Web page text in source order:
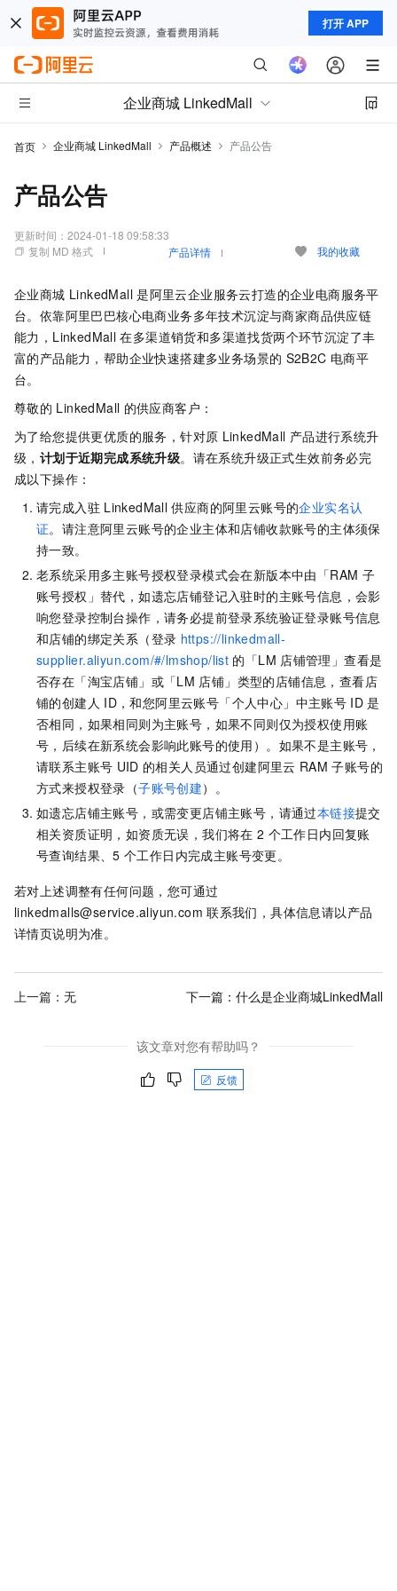
打开 APP
企业商城 LinkedMall
首页 企业商城 LinkedMall 产品概述 产品公告
产品公告
更新时间： 2024-01-18 09:58:33
复制 MD 格式
产品详情 我的收藏
企业商城 LinkedMall 是阿里云企业服务云打造的企业电商服务平
台。依靠阿里巴巴核心电商业务多年技术沉淀与商家商品供应链
能力， LinkedMall 在多渠道销货和多渠道找货两个环节沉淀了丰
富的产品能力，帮助企业快速搭建多业务场景的 S2B2C 电商平
台。
尊敬的 LinkedMall 的供应商客户：
为了给您提供更优质的服务，针对原 LinkedMall 产品进行系统升
级， 计划于近期完成系统升级。请在系统升级正式生效前务必完
成以下操作：
请完成入驻 LinkedMall 供应商的阿里云账号的企业实名认
证。请注意阿里云账号的企业主体和店铺收款账号的主体须保
持一致。
老系统采用多主账号授权登录模式会在新版本中由「RAM 子
账号授权」替代，如遗忘店铺登记入驻时的主账号信息，会影
响您登录控制台操作，请务必提前登录系统验证登录账号信息
和店铺的绑定关系（登录 https://linkedmall-
supplier.aliyun.com/#/lmshop/list 的「LM 店铺管理」查看是
否存在「淘宝店铺」或「LM 店铺」类型的店铺信息，查看店
铺的创建人 ID，和您阿里云账号「个人中心」中主账号 ID 是
否相同，如果相同则为主账号，如果不同则仅为授权使用账
号，后续在新系统会影响此账号的使用）。如果不是主账号，
请联系主账号 UID 的相关人员通过创建阿里云 RAM 子账号的
方式来授权登录（子账号创建）。
如遗忘店铺主账号，或需变更店铺主账号，请通过本链接提交
相关资质证明，如资质无误，我们将在 2 个工作日内回复账
号查询结果、5 个工作日内完成主账号变更。
若对上述调整有任何问题，您可通过
linkedmalls@service.aliyun.com 联系我们，具体信息请以产品
详情页说明为准。
上一篇：无 下一篇： 什么是企业商城LinkedMall
该文章对您有帮助吗？
反馈